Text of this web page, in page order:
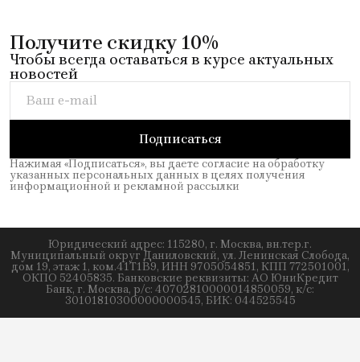
Получите скидку 10%
Чтобы всегда оставаться в курсе актуальных
новостей
Подписаться
Нажимая «Подписаться», вы даете согласие на обработку
указанных персональных данных в целях получения
информационной и рекламной рассылки
Юридический адрес: 115280, г. Москва, вн.тер.г.
Муниципальный округ Даниловский, ул. Ленинская Слобода,
дом 19, этаж 1, ком.41Т1В9, ИНН 9705054851, КПП 772501001,
ОКПО 52405835. Банковские реквизиты: АО ЮниКредит
Банк, г. Москва, р/с: 40702810000014850059, к/с:
30101810300000000545, БИК: 044525545